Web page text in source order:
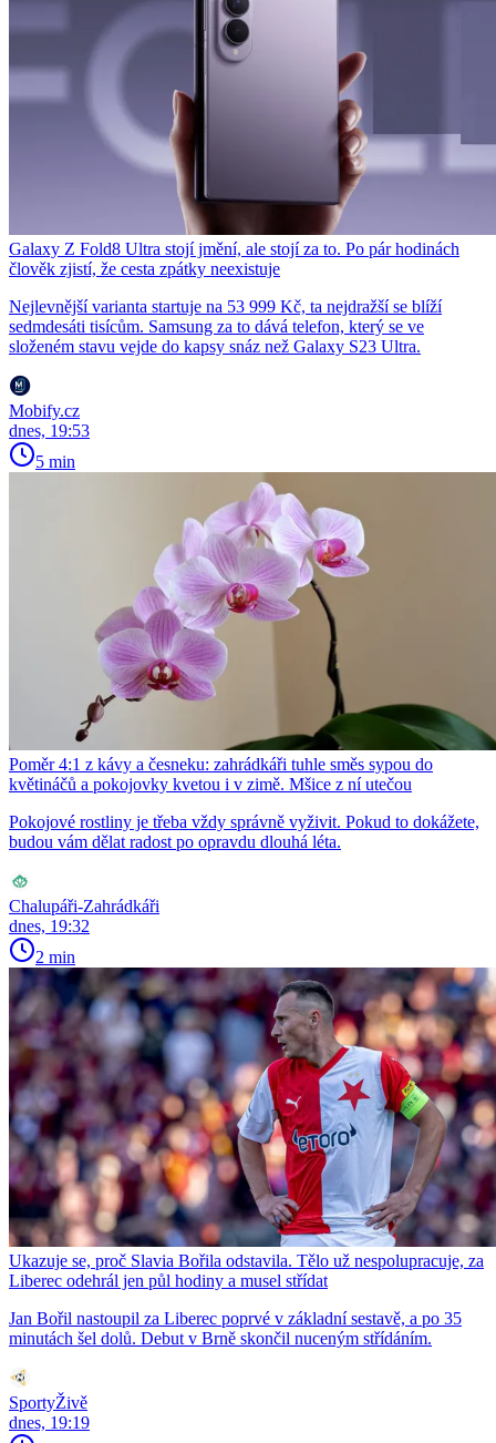
Galaxy Z Fold8 Ultra stojí jmění, ale stojí za to. Po pár hodinách
člověk zjistí, že cesta zpátky neexistuje
Nejlevnější varianta startuje na 53 999 Kč, ta nejdražší se blíží
sedmdesáti tisícům. Samsung za to dává telefon, který se ve
složeném stavu vejde do kapsy snáz než Galaxy S23 Ultra.
Mobify.cz
dnes, 19:53
5 min
Poměr 4:1 z kávy a česneku: zahrádkáři tuhle směs sypou do
květináčů a pokojovky kvetou i v zimě. Mšice z ní utečou
Pokojové rostliny je třeba vždy správně vyživit. Pokud to dokážete,
budou vám dělat radost po opravdu dlouhá léta.
Chalupáři-Zahrádkáři
dnes, 19:32
2 min
Ukazuje se, proč Slavia Bořila odstavila. Tělo už nespolupracuje, za
Liberec odehrál jen půl hodiny a musel střídat
Jan Bořil nastoupil za Liberec poprvé v základní sestavě, a po 35
minutách šel dolů. Debut v Brně skončil nuceným střídáním.
SportyŽivě
dnes, 19:19